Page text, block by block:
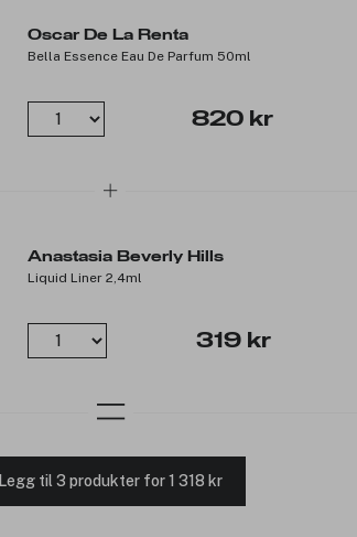
Oscar De La Renta
Bella Essence Eau De Parfum 50ml
820 kr
Anastasia Beverly Hills
Liquid Liner 2,4ml
319 kr
Legg til 3 produkter for 1 318 kr